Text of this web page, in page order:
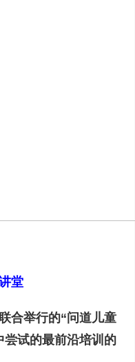
堂
合举行的“问道儿童
尝试的最前沿培训的